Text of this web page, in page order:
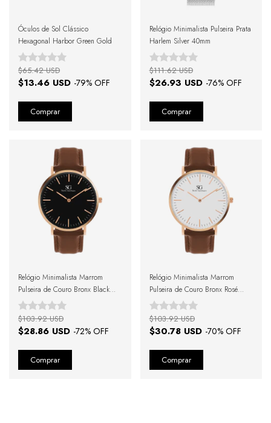
Óculos de Sol Clássico
Hexagonal Harbor Green Gold
$13.46 USD -79% OFF
$65.42 USD
Relógio Minimalista Pulseira Prata
Harlem Silver 40mm
$26.93 USD -76% OFF
$111.62 USD
Relógio Minimalista Marrom
Pulseira de Couro Bronx Black
Rosé Gold 40mm
$28.86 USD -72% OFF
$103.92 USD
Relógio Minimalista Marrom
Pulseira de Couro Bronx Rosé
Gold 40mm
$30.78 USD -70% OFF
$103.92 USD